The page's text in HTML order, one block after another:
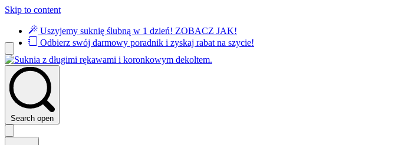
Skip to content
Uszyjemy suknię ślubną w 1 dzień! ZOBACZ JAK!
Odbierz swój darmowy poradnik i zyskaj rabat na szycie!
Search open